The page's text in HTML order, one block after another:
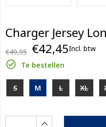
Charger Jersey
€49,95 €42,45Incl. btw
Te bestellen
S M L XL